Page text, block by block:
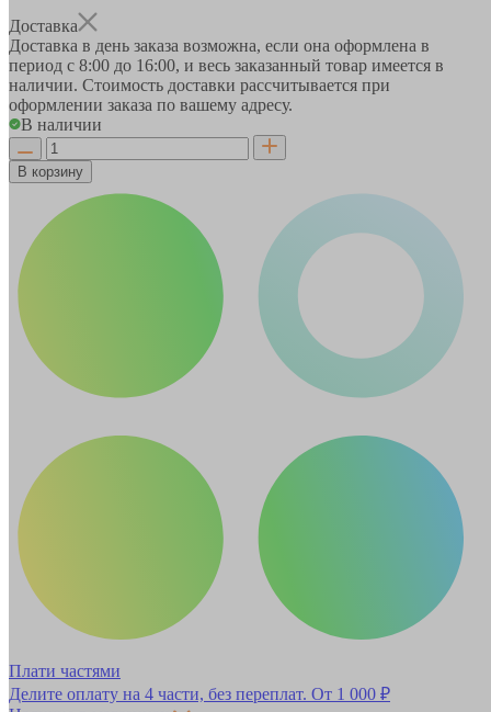
Доставка
Доставка в день заказа возможна, если она оформлена в
период с 8:00 до 16:00, и весь заказанный товар имеется в
наличии. Стоимость доставки рассчитывается при
оформлении заказа по вашему адресу.
В наличии
В корзину
Плати частями
Делите оплату на 4 части, без переплат. От 1 000 ₽